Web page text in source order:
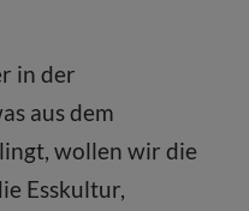
in der
aus dem
wollen wir die
Esskultur,